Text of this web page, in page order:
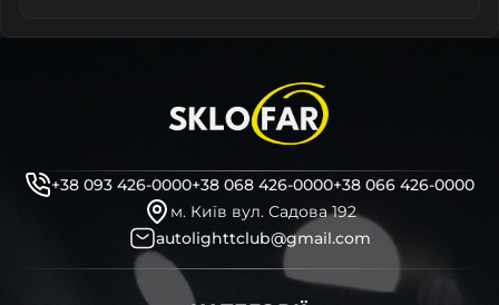
+38 093 426-0000+38 068 426-0000+38 066 426-0000
м. Київ вул. Садова 192
autolighttclub@gmail.com